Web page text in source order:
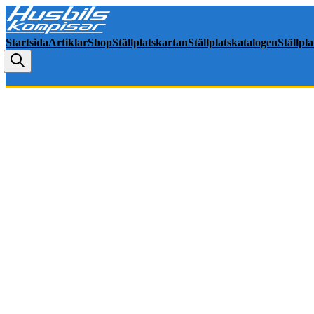
StartsidaArtiklarShopStällplatskartanStällplatskatalogen